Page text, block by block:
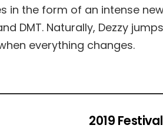
in the form of an intense
DMT. Naturally, Dezzy
everything changes.
2019